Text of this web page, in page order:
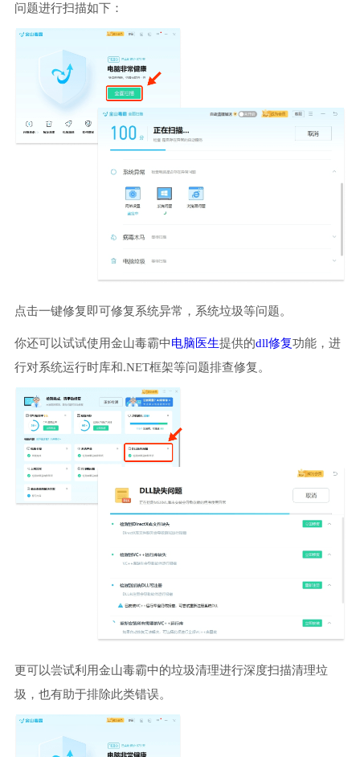
问题进行扫描如下：
点击一键修复即可修复系统异常，系统垃圾等问题。
你还可以试试使用金山毒霸中电脑医生提供的dll修复功能，进
行对系统运行时库和.NET框架等问题排查修复。
更可以尝试利用金山毒霸中的垃圾清理进行深度扫描清理垃
圾，也有助于排除此类错误。